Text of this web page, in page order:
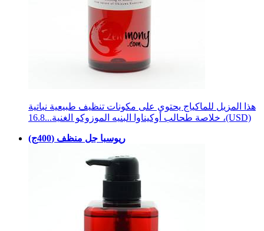
هذا المزيل للماكياج يحتوي على مكونات تنظيف طبيعية نباتية
، خلاصة طحالب أوكيناوا البنيه الموزوكو الغنية...16.8(USD)
ريوسبا جل منظف (400ج)